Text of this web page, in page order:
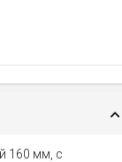
160 мм, с